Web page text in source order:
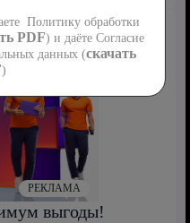
выгоды!
РЕКЛАМА
Политику обработки
PDF) и даёте Согласие
данных (скачать
)